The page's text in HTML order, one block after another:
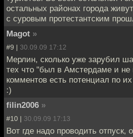
остальных районах города
с суровым протестантским
Magot »
#9 | 30.09.09 17:12
Мерлин, сколько уже зарубил
тех что "был в Амстердаме и
комментов есть потенциал по
:)
filin2006 »
#10 | 30.09.09 17:13
Вот где надо проводить отпуск,